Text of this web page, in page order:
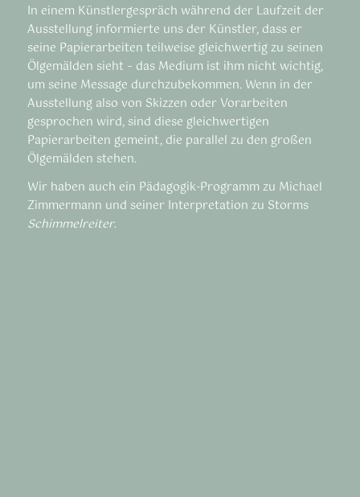
In einem Künstlergespräch während der Laufzeit der
Ausstellung informierte uns der Künstler, dass er
seine Papierarbeiten teilweise gleichwertig zu seinen
Ölgemälden sieht – das Medium ist ihm nicht wichtig,
um seine Message durchzubekommen. Wenn in der
Ausstellung also von Skizzen oder Vorarbeiten
gesprochen wird, sind diese gleichwertigen
Papierarbeiten gemeint, die parallel zu den großen
Ölgemälden stehen.
Wir haben auch ein Pädagogik-Programm zu Michael
Zimmermann und seiner Interpretation zu Storms
Schimmelreiter.